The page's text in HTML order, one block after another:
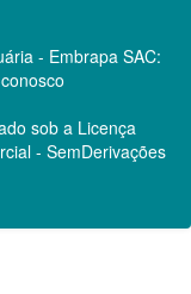
- Embrapa SAC:
sob a Licença
- SemDerivações